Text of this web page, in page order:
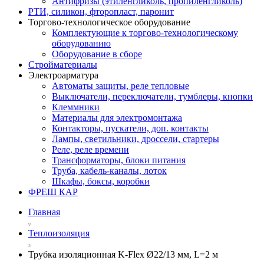
РТИ, силикон, фторопласт, паронит
Торгово-технологическое оборудование
Комплектующие к торгово-технологическому
оборудованию
Оборудование в сборе
Стройматериалы
Электроарматура
Автоматы защиты, реле тепловые
Выключатели, переключатели, тумблеры, кнопки
Клеммники
Материалы для электромонтажа
Контакторы, пускатели, доп. контакты
Лампы, светильники, дроссели, стартеры
Реле, реле времени
Трансформаторы, блоки питания
Труба, кабель-каналы, лоток
Шкафы, боксы, коробки
ФРЕШ КАР
Главная
Теплоизоляция
Трубка изоляционная K-Flex Ø22/13 мм, L=2 м